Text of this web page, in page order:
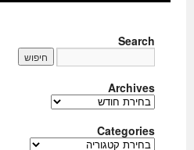
Search
Archives
Archives
Categories
Categories